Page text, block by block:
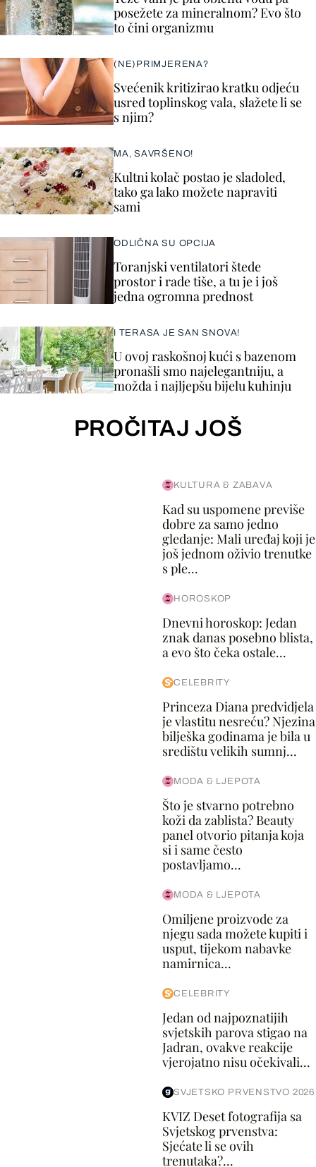
posežete za mineralnom? Evo što
to čini organizmu
(NE)PRIMJERENA?
Svećenik kritizirao kratku odjeću
usred toplinskog vala, slažete li se
s njim?
MA, SAVRŠENO!
Kultni kolač postao je sladoled,
tako ga lako možete napraviti
sami
ODLIČNA SU OPCIJA
Toranjski ventilatori štede
prostor i rade tiše, a tu je i još
jedna ogromna prednost
I TERASA JE SAN SNOVA!
U ovoj raskošnoj kući s bazenom
pronašli smo najelegantniju, a
možda i najljepšu bijelu kuhinju
PROČITAJ JOŠ
KULTURA & ZABAVA
Kad su uspomene previše
dobre za samo jedno
gledanje: Mali uređaj koji je
još jednom oživio trenutke
s ple...
HOROSKOP
Dnevni horoskop: Jedan
znak danas posebno blista,
a evo što čeka ostale...
CELEBRITY
Princeza Diana predvidjela
je vlastitu nesreću? Njezina
bilješka godinama je bila u
središtu velikih sumnj...
MODA & LJEPOTA
Što je stvarno potrebno
koži da zablista? Beauty
panel otvorio pitanja koja
si i same često
postavljamo...
MODA & LJEPOTA
Omiljene proizvode za
njegu sada možete kupiti i
usput, tijekom nabavke
namirnica...
CELEBRITY
Jedan od najpoznatijih
svjetskih parova stigao na
Jadran, ovakve reakcije
vjerojatno nisu očekivali...
SVJETSKO PRVENSTVO 2026
KVIZ Deset fotografija sa
Svjetskog prvenstva:
Sjećate li se ovih
trenutaka?...